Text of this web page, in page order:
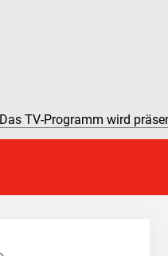
Das TV-Programm wird